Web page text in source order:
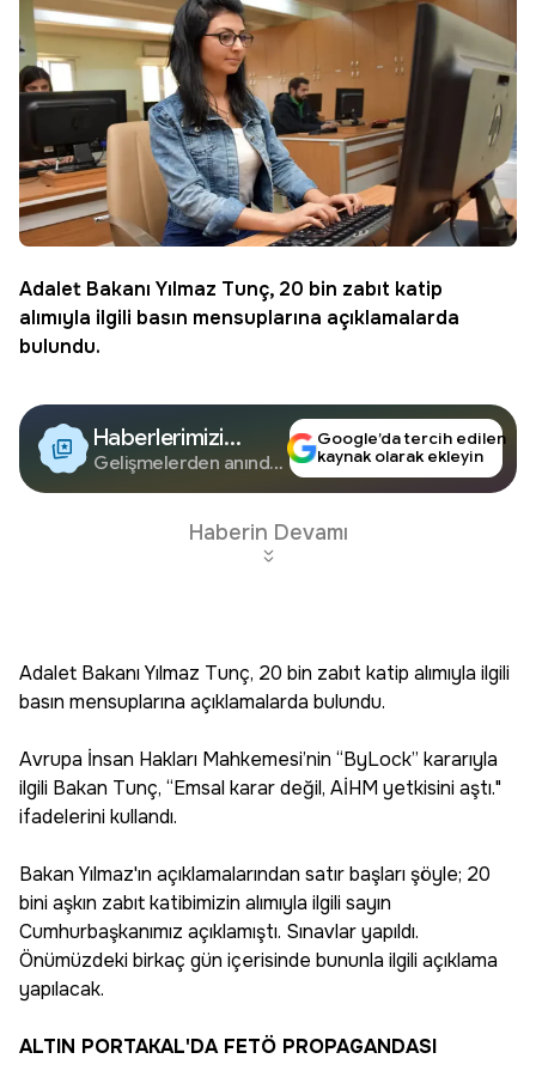
Adalet Bakanı Yılmaz Tunç, 20 bin zabıt katip
alımıyla ilgili basın mensuplarına açıklamalarda
bulundu.
Haberlerimizi
Google'da Takip
Edin
Gelişmelerden anında
Google’da tercih edilen
kaynak olarak ekleyin
Haberin Devamı
Adalet Bakanı Yılmaz Tunç, 20 bin zabıt katip alımıyla ilgili
basın mensuplarına açıklamalarda bulundu.
Avrupa İnsan Hakları Mahkemesi’nin “ByLock” kararıyla
ilgili Bakan Tunç, “Emsal karar değil, AİHM yetkisini aştı."
ifadelerini kullandı.
Bakan Yılmaz'ın açıklamalarından satır başları şöyle; 20
bini aşkın zabıt katibimizin alımıyla ilgili sayın
Cumhurbaşkanımız açıklamıştı. Sınavlar yapıldı.
Önümüzdeki birkaç gün içerisinde bununla ilgili açıklama
yapılacak.
ALTIN PORTAKAL'DA FETÖ PROPAGANDASI